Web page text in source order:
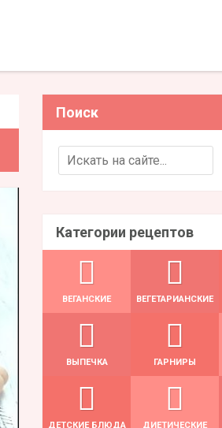
Поиск
Search for:
Категории рецептов
ВЕГАНСКИЕ ВЕГЕТАРИАНСКИЕ
ВЫПЕЧКА ГАРНИРЫ
ДЕТСКИЕ БЛЮДА ДИЕТИЧЕСКИЕ